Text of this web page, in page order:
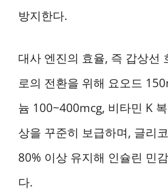
방지한다.
대사 엔진의 효율, 즉 갑상선
로의 전환을 위해 요오드
늄 100~400mcg, 비타민 K
상을 꾸준히 보급하며, 글리
80% 이상 유지해 인슐린 민
다.